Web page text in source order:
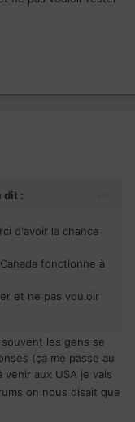
dit :
d'avoir la chance
fonctionne à
et ne pas vouloir
les gens se
(ça me passe au
aux USA je vais
on nous disait que